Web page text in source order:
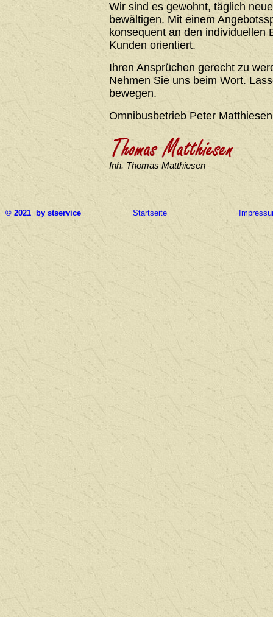
Wir sind es gewohnt, täglich
bewältigen. Mit einem
konsequent an den individuellen
Kunden orientiert.
Ihren Ansprüchen gerecht zu
Nehmen Sie uns beim Wort.
bewegen.
Omnibusbetrieb Peter Matthiesen
Inh. Thomas Matthiesen
© 2021 by stservice Startseite